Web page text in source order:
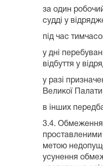
за один
судді у
під час
у дні
відбуття у
у разі
Великої
в інших
3.4. Обмеження
проставленими
метою
усунення